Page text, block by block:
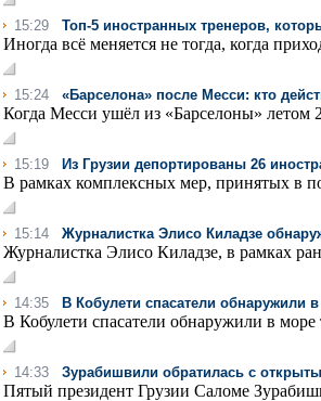
15:29 Топ-5 иностранных тренеров,
Иногда всё меняется не тогда, когда
15:24 «Барселона» после Месси: кто
Когда Месси ушёл из «Барселоны» летом
15:19 Из Грузии депортированы 26
В рамках комплексных мер, принятых в
15:14 Журналистка Элисо Киладзе
Журналистка Элисо Киладзе, в рамках
14:35 В Кобулети спасатели обнаружили
В Кобулети спасатели обнаружили в
14:33 Зурабишвили обратилась с
Пятый президент Грузии Саломе